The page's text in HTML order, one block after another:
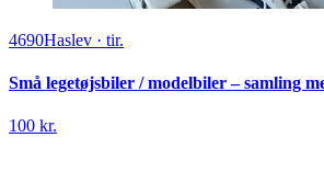
4690Haslev · tir.
Små legetøjsbiler / modelbiler – samling
100 kr.